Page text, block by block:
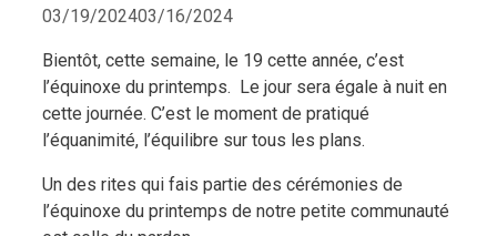
03/19/202403/16/2024
Bientôt, cette semaine, le 19 cette année, c’est
l’équinoxe du printemps. Le jour sera égale à nuit en
cette journée. C’est le moment de pratiqué
l’équanimité, l’équilibre sur tous les plans.
Un des rites qui fais partie des cérémonies de
l’équinoxe du printemps de notre petite communauté